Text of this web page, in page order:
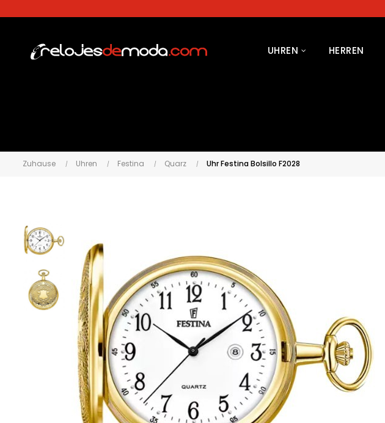
UHREN HERREN
Zuhause Uhren Festina Quarz Uhr Festina Bolsillo F2028